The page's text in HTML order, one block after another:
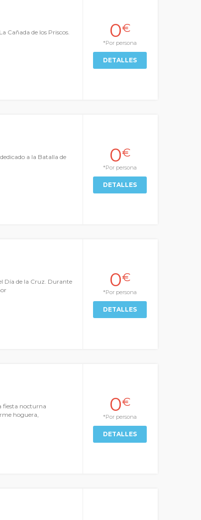
Cañada de los Priscos.
0€
*Por persona
DETALLES
a la Batalla de
0€
*Por persona
DETALLES
Día de la Cruz. Durante
0€
*Por persona
DETALLES
fiesta nocturna
hoguera,
0€
*Por persona
DETALLES